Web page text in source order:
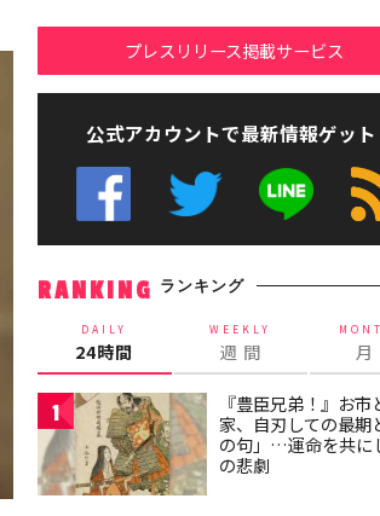
プレスリリース掲載サービス
公式アカウントで最新情報ゲット
RANKING ランキング
DAILY
24時間
WEEKLY
週 間 月
1
『豊臣兄弟！』お市
家、自刃しての最期
の句」…運命を共に
の悲劇